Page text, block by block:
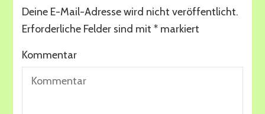
Deine E-Mail-Adresse wird nicht veröffentlicht.
Erforderliche Felder sind mit* markiert
Kommentar